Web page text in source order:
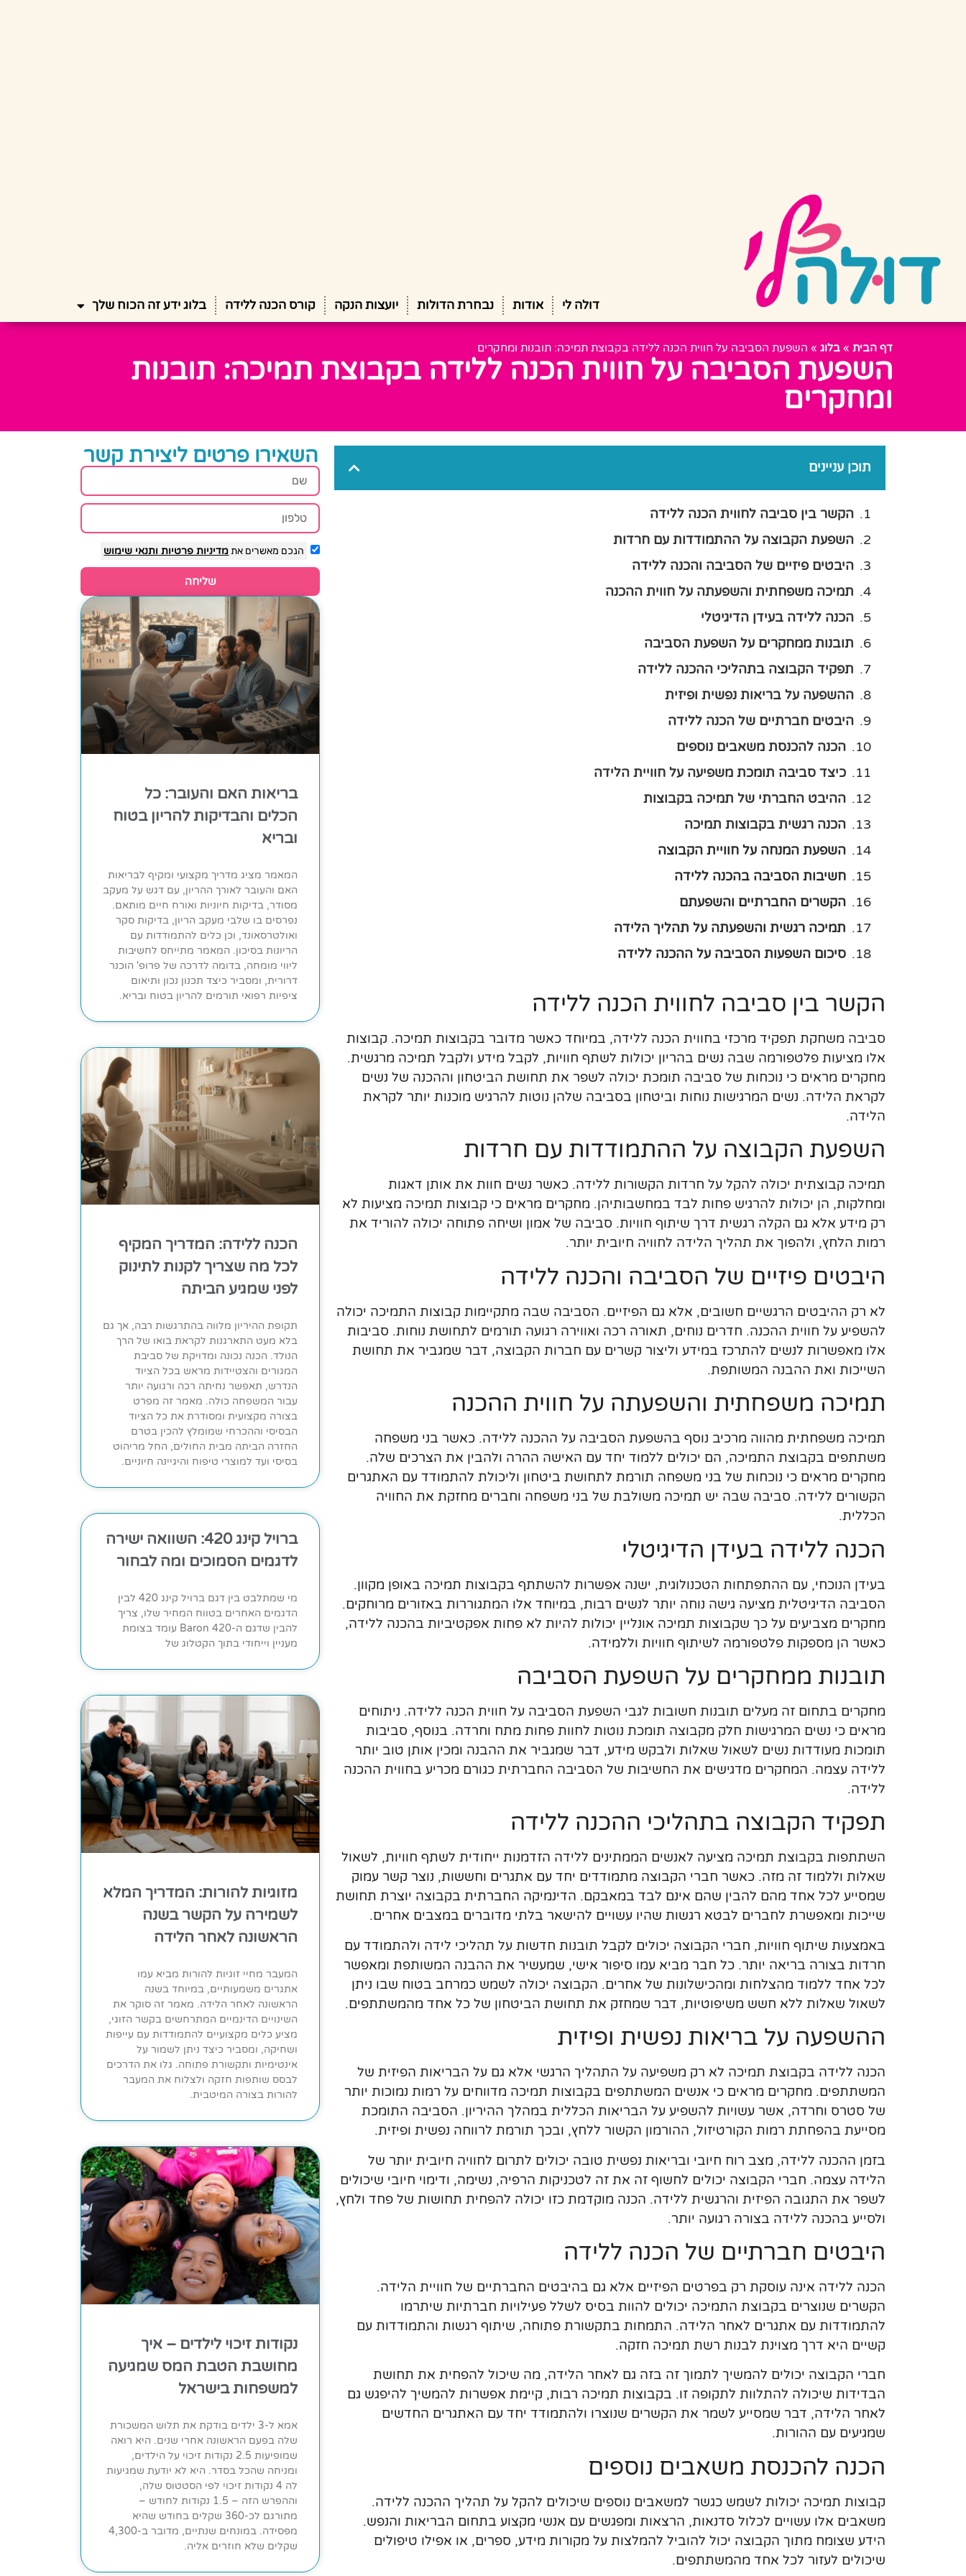
דולה לי אודות נבחרת הדולות יועצות הנקה קורס הכנה ללידה בלוג ידע זה הכוח שלך
דף הבית » בלוג » השפעת הסביבה על חווית הכנה ללידה בקבוצת תמיכה: תובנות ומחקרים
השפעת הסביבה על חווית הכנה ללידה בקבוצת תמיכה: תובנות
ומחקרים
תוכן עניינים
הקשר בין סביבה לחווית הכנה ללידה
השפעת הקבוצה על ההתמודדות עם חרדות
היבטים פיזיים של הסביבה והכנה ללידה
תמיכה משפחתית והשפעתה על חווית ההכנה
הכנה ללידה בעידן הדיגיטלי
תובנות ממחקרים על השפעת הסביבה
תפקיד הקבוצה בתהליכי ההכנה ללידה
ההשפעה על בריאות נפשית ופיזית
היבטים חברתיים של הכנה ללידה
הכנה להכנסת משאבים נוספים
כיצד סביבה תומכת משפיעה על חוויית הלידה
ההיבט החברתי של תמיכה בקבוצות
הכנה רגשית בקבוצות תמיכה
השפעת המנחה על חוויית הקבוצה
חשיבות הסביבה בהכנה ללידה
הקשרים החברתיים והשפעתם
תמיכה רגשית והשפעתה על תהליך הלידה
סיכום השפעות הסביבה על ההכנה ללידה
הקשר בין סביבה לחווית הכנה ללידה
סביבה משחקת תפקיד מרכזי בחווית הכנה ללידה, במיוחד כאשר מדובר בקבוצות תמיכה. קבוצות
אלו מציעות פלטפורמה שבה נשים בהריון יכולות לשתף חוויות, לקבל מידע ולקבל תמיכה מרגשית.
מחקרים מראים כי נוכחות של סביבה תומכת יכולה לשפר את תחושת הביטחון וההכנה של נשים
לקראת הלידה. נשים המרגישות נוחות וביטחון בסביבה שלהן נוטות להרגיש מוכנות יותר לקראת
הלידה.
השפעת הקבוצה על ההתמודדות עם חרדות
תמיכה קבוצתית יכולה להקל על חרדות הקשורות ללידה. כאשר נשים חוות את אותן דאגות
ומחלקות, הן יכולות להרגיש פחות לבד במחשבותיהן. מחקרים מראים כי קבוצות תמיכה מציעות לא
רק מידע אלא גם הקלה רגשית דרך שיתוף חוויות. סביבה של אמון ושיחה פתוחה יכולה להוריד את
רמות הלחץ, ולהפוך את תהליך הלידה לחוויה חיובית יותר.
היבטים פיזיים של הסביבה והכנה ללידה
לא רק ההיבטים הרגשיים חשובים, אלא גם הפיזיים. הסביבה שבה מתקיימות קבוצות התמיכה יכולה
להשפיע על חווית ההכנה. חדרים נוחים, תאורה רכה ואווירה רגועה תורמים לתחושת נוחות. סביבות
אלו מאפשרות לנשים להתרכז במידע וליצור קשרים עם חברות הקבוצה, דבר שמגביר את תחושת
השייכות ואת ההבנה המשותפת.
תמיכה משפחתית והשפעתה על חווית ההכנה
תמיכה משפחתית מהווה מרכיב נוסף בהשפעת הסביבה על ההכנה ללידה. כאשר בני משפחה
משתתפים בקבוצת התמיכה, הם יכולים ללמוד יחד עם האישה ההרה ולהבין את הצרכים שלה.
מחקרים מראים כי נוכחות של בני משפחה תורמת לתחושת ביטחון וליכולת להתמודד עם האתגרים
הקשורים ללידה. סביבה שבה יש תמיכה משולבת של בני משפחה וחברים מחזקת את החוויה
הכללית.
הכנה ללידה בעידן הדיגיטלי
בעידן הנוכחי, עם ההתפתחות הטכנולוגית, ישנה אפשרות להשתתף בקבוצות תמיכה באופן מקוון.
הסביבה הדיגיטלית מציעה גישה נוחה יותר לנשים רבות, במיוחד אלו המתגוררות באזורים מרוחקים.
מחקרים מצביעים על כך שקבוצות תמיכה אונליין יכולות להיות לא פחות אפקטיביות בהכנה ללידה,
כאשר הן מספקות פלטפורמה לשיתוף חוויות וללמידה.
תובנות ממחקרים על השפעת הסביבה
מחקרים בתחום זה מעלים תובנות חשובות לגבי השפעת הסביבה על חווית הכנה ללידה. ניתוחים
מראים כי נשים המרגישות חלק מקבוצה תומכת נוטות לחוות פחות מתח וחרדה. בנוסף, סביבות
תומכות מעודדות נשים לשאול שאלות ולבקש מידע, דבר שמגביר את ההבנה ומכין אותן טוב יותר
ללידה עצמה. המחקרים מדגישים את החשיבות של הסביבה החברתית כגורם מכריע בחווית ההכנה
ללידה.
תפקיד הקבוצה בתהליכי ההכנה ללידה
השתתפות בקבוצת תמיכה מציעה לאנשים הממתינים ללידה הזדמנות ייחודית לשתף חוויות, לשאול
שאלות וללמוד זה מזה. כאשר חברי הקבוצה מתמודדים יחד עם אתגרים וחששות, נוצר קשר עמוק
שמסייע לכל אחד מהם להבין שהם אינם לבד במאבקם. הדינמיקה החברתית בקבוצה יוצרת תחושת
שייכות ומאפשרת לחברים לבטא רגשות שהיו עשויים להישאר בלתי מדוברים במצבים אחרים.
באמצעות שיתוף חוויות, חברי הקבוצה יכולים לקבל תובנות חדשות על תהליכי לידה ולהתמודד עם
חרדות בצורה בריאה יותר. כל חבר מביא עמו סיפור אישי, שמעשיר את ההבנה המשותפת ומאפשר
לכל אחד ללמוד מהצלחות ומהכישלונות של אחרים. הקבוצה יכולה לשמש כמרחב בטוח שבו ניתן
לשאול שאלות ללא חשש משיפוטיות, דבר שמחזק את תחושת הביטחון של כל אחד מהמשתתפים.
ההשפעה על בריאות נפשית ופיזית
הכנה ללידה בקבוצת תמיכה לא רק משפיעה על התהליך הרגשי אלא גם על הבריאות הפיזית של
המשתתפים. מחקרים מראים כי אנשים המשתתפים בקבוצות תמיכה מדווחים על רמות נמוכות יותר
של סטרס וחרדה, אשר עשויות להשפיע על הבריאות הכללית במהלך ההיריון. הסביבה התומכת
מסייעת בהפחתת רמות הקורטיזול, ההורמון הקשור ללחץ, ובכך תורמת לרווחה נפשית ופיזית.
בזמן ההכנה ללידה, מצב רוח חיובי ובריאות נפשית טובה יכולים לתרום לחוויה חיובית יותר של
הלידה עצמה. חברי הקבוצה יכולים לחשוף זה את זה לטכניקות הרפיה, נשימה, ודימוי חיובי שיכולים
לשפר את התגובה הפיזית והרגשית ללידה. הכנה מוקדמת כזו יכולה להפחית תחושות של פחד ולחץ,
ולסייע בהכנה ללידה בצורה רגועה יותר.
היבטים חברתיים של הכנה ללידה
הכנה ללידה אינה עוסקת רק בפרטים הפיזיים אלא גם בהיבטים החברתיים של חוויית הלידה.
הקשרים שנוצרים בקבוצת התמיכה יכולים להוות בסיס לשלל פעילויות חברתיות שיתרמו
להתמודדות עם אתגרים לאחר הלידה. התמחות בתקשורת פתוחה, שיתוף רגשות והתמודדות עם
קשיים היא דרך מצוינת לבנות רשת תמיכה חזקה.
חברי הקבוצה יכולים להמשיך לתמוך זה בזה גם לאחר הלידה, מה שיכול להפחית את תחושת
הבדידות שיכולה להתלוות לתקופה זו. בקבוצות תמיכה רבות, קיימת אפשרות להמשיך להיפגש גם
לאחר הלידה, דבר שמסייע לשמר את הקשרים שנוצרו ולהתמודד יחד עם האתגרים החדשים
שמגיעים עם ההורות.
הכנה להכנסת משאבים נוספים
קבוצות תמיכה יכולות לשמש כגשר למשאבים נוספים שיכולים להקל על תהליך ההכנה ללידה.
משאבים אלו עשויים לכלול סדנאות, הרצאות ומפגשים עם אנשי מקצוע בתחום הבריאות והנפש.
הידע שצומח מתוך הקבוצה יכול להוביל להמלצות על מקורות מידע, ספרים, או אפילו טיפולים
שיכולים לעזור לכל אחד מהמשתתפים.
השאירו פרטים ליצירת קשר
הנכם מאשרים אתמדיניות פרטיות ותנאי שימוש
שליחה
בריאות האם והעובר: כל
הכלים והבדיקות להריון בטוח
ובריא
המאמר מציג מדריך מקצועי ומקיף לבריאות
האם והעובר לאורך ההריון, עם דגש על מעקב
מסודר, בדיקות חיוניות ואורח חיים מותאם.
נפרסים בו שלבי מעקב הריון, בדיקות סקר
ואולטרסאונד, וכן כלים להתמודדות עם
הריונות בסיכון. המאמר מתייחס לחשיבות
ליווי מומחה, בדומה לדרכה של פרופ' הוכנר
דרורית, ומסביר כיצד תכנון נכון ותיאום
ציפיות רפואי תורמים להריון בטוח ובריא.
הכנה ללידה: המדריך המקיף
לכל מה שצריך לקנות לתינוק
לפני שמגיע הביתה
תקופת ההיריון מלווה בהתרגשות רבה, אך גם
בלא מעט התארגנות לקראת בואו של הרך
הנולד. הכנה נכונה ומדויקת של סביבת
המגורים והצטיידות מראש בכל הציוד
הנדרש, תאפשר נחיתה רכה ורגועה יותר
עבור המשפחה כולה. מאמר זה מפרט
בצורה מקצועית ומסודרת את כל הציוד
הבסיסי וההכרחי שמומלץ להכין בטרם
החזרה הביתה מבית החולים, החל מריהוט
בסיסי ועד למוצרי טיפוח והיגיינה חיוניים.
ברויל קינג 420: השוואה ישירה
לדגמים הסמוכים ומה לבחור
מי שמתלבט בין דגם ברויל קינג 420 לבין
הדגמים האחרים בטווח המחיר שלו, צריך
להבין שדגם ה-Baron 420 עומד בצומת
מעניין וייחודי בתוך הקטלוג של
מזוגיות להורות: המדריך המלא
לשמירה על הקשר בשנה
הראשונה לאחר הלידה
המעבר מחיי זוגיות להורות מביא עמו
אתגרים משמעותיים, במיוחד בשנה
הראשונה לאחר הלידה. מאמר זה סוקר את
השינויים הדינמיים המתרחשים בקשר הזוגי,
מציע כלים מקצועיים להתמודדות עם עייפות
ושחיקה, ומסביר כיצד ניתן לשמור על
אינטימיות ותקשורת פתוחה. גלו את הדרכים
לבסס שותפות חזקה ולצלוח את המעבר
להורות בצורה המיטבית.
נקודות זיכוי לילדים – איך
מחושבת הטבת המס שמגיעה
למשפחות בישראל
אמא ל-3 ילדים בודקת את תלוש המשכורת
שלה בפעם הראשונה אחרי שנים. היא רואה
שמופיעות 2.5 נקודות זיכוי על הילדים,
ומניחה שהכל בסדר. היא לא יודעת שמגיעות
לה 4 נקודות זיכוי לפי הסטטוס שלה,
וההפרש הזה – 1.5 נקודות לחודש –
מתורגם לכ-360 שקלים בחודש שהיא
מפסידה. במונחים שנתיים, מדובר ב-4,300
שקלים שלא חוזרים אליה.